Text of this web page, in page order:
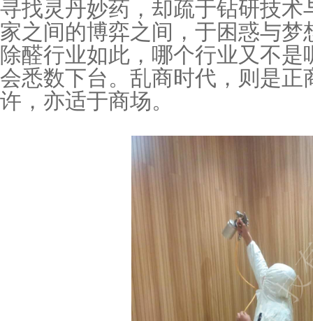
寻找灵丹妙药，却疏于钻研技
家之间的博弈之间，于困惑与
除醛行业如此，哪个行业又不
会悉数下台。乱商时代，则是
许，亦适于商场。